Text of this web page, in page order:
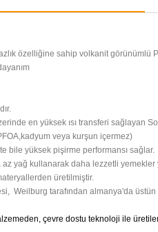
özelliğine sahip volkanit görünümlü
en yüksek ısı transferi sağlayan
veya kurşun içermez)
bile yüksek pişirme performansı sağlar.
yağ kullanarak daha lezzetli yemekler
üretilmiştir.
Weilburg tarafından almanya'da
çevre dostu teknoloji ile